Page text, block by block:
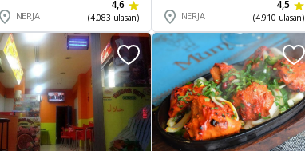
NERJA
4,6
(4.083 ulasan) NERJA
4,5
(4.910 ulasan)